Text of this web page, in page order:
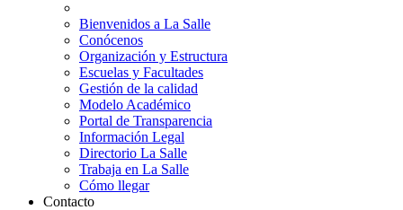
Bienvenidos a La Salle
Conócenos
Organización y Estructura
Escuelas y Facultades
Gestión de la calidad
Modelo Académico
Portal de Transparencia
Información Legal
Directorio La Salle
Trabaja en La Salle
Cómo llegar
Contacto